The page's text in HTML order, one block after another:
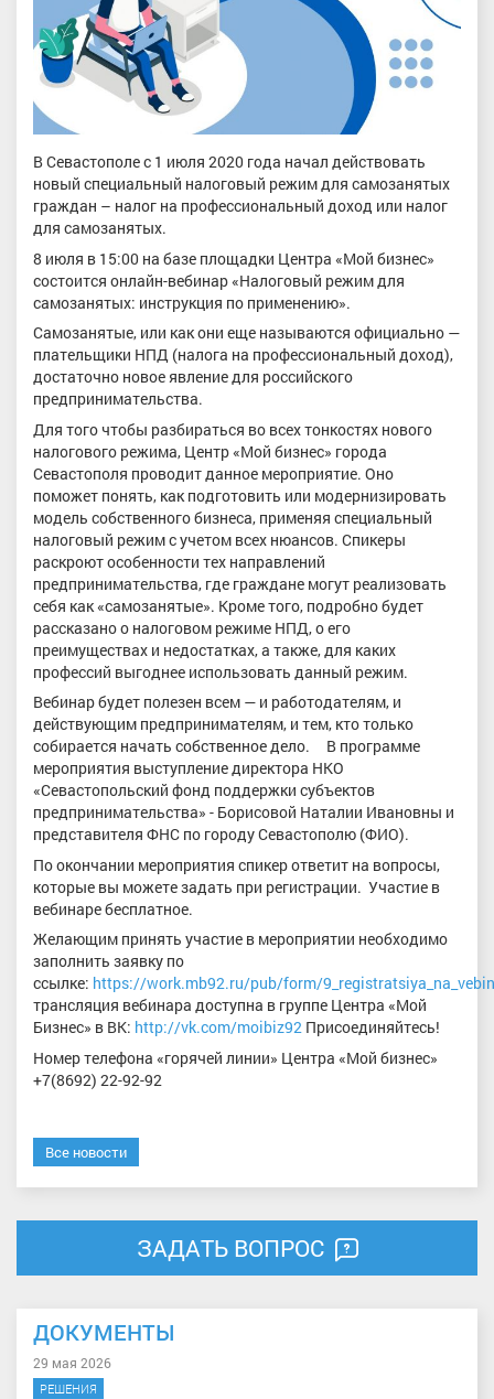
В Севастополе с 1 июля 2020 года начал действовать
новый специальный налоговый режим для самозанятых
граждан – налог на профессиональный доход или налог
для самозанятых.
8 июля в 15:00 на базе площадки Центра «Мой бизнес»
состоится онлайн-вебинар «Налоговый режим для
самозанятых: инструкция по применению».
Самозанятые, или как они еще называются официально —
плательщики НПД (налога на профессиональный доход),
достаточно новое явление для российского
предпринимательства.
Для того чтобы разбираться во всех тонкостях нового
налогового режима, Центр «Мой бизнес» города
Севастополя проводит данное мероприятие. Оно
поможет понять, как подготовить или модернизировать
модель собственного бизнеса, применяя специальный
налоговый режим с учетом всех нюансов. Спикеры
раскроют особенности тех направлений
предпринимательства, где граждане могут реализовать
себя как «самозанятые». Кроме того, подробно будет
рассказано о налоговом режиме НПД, о его
преимуществах и недостатках, а также, для каких
профессий выгоднее использовать данный режим.
Вебинар будет полезен всем — и работодателям, и
действующим предпринимателям, и тем, кто только
собирается начать собственное дело. В программе
мероприятия выступление директора НКО
«Севастопольский фонд поддержки субъектов
предпринимательства» - Борисовой Наталии Ивановны и
представителя ФНС по городу Севастополю (ФИО).
По окончании мероприятия спикер ответит на вопросы,
которые вы можете задать при регистрации. Участие в
вебинаре бесплатное.
Желающим принять участие в мероприятии необходимо
заполнить заявку по
ссылке: https://work.mb92.ru/pub/form/
трансляция вебинара доступна в группе Центра «Мой
Бизнес» в ВК: http://vk.com/moibiz92 Присоединяйтесь!
Номер телефона «горячей линии» Центра «Мой бизнес»
+7(8692) 22-92-92
Все новости
ЗАДАТЬ ВОПРОС
ДОКУМЕНТЫ
29 мая 2026
РЕШЕНИЯ